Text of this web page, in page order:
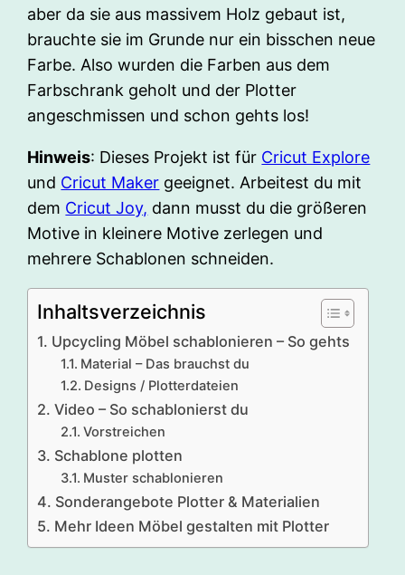
aber da sie aus massivem Holz gebaut ist,
brauchte sie im Grunde nur ein bisschen neue
Farbe. Also wurden die Farben aus dem
Farbschrank geholt und der Plotter
angeschmissen und schon gehts los!
Hinweis: Dieses Projekt ist für Cricut Explore
und Cricut Maker geeignet. Arbeitest du mit
dem Cricut Joy, dann musst du die größeren
Motive in kleinere Motive zerlegen und
mehrere Schablonen schneiden.
Inhaltsverzeichnis
Upcycling Möbel schablonieren – So gehts
Material – Das brauchst du
Designs / Plotterdateien
Video – So schablonierst du
Vorstreichen
Schablone plotten
Muster schablonieren
Sonderangebote Plotter & Materialien
Mehr Ideen Möbel gestalten mit Plotter